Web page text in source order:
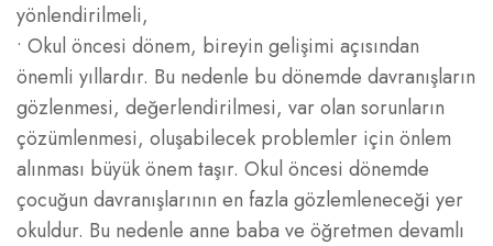
yönlendirilmeli,
• Okul öncesi dönem, bireyin gelişimi açısından
önemli yıllardır. Bu nedenle bu dönemde davranışların
gözlenmesi, değerlendirilmesi, var olan sorunların
çözümlenmesi, oluşabilecek problemler için önlem
alınması büyük önem taşır. Okul öncesi dönemde
çocuğun davranışlarının en fazla gözlemleneceği yer
okuldur. Bu nedenle anne baba ve öğretmen devamlı